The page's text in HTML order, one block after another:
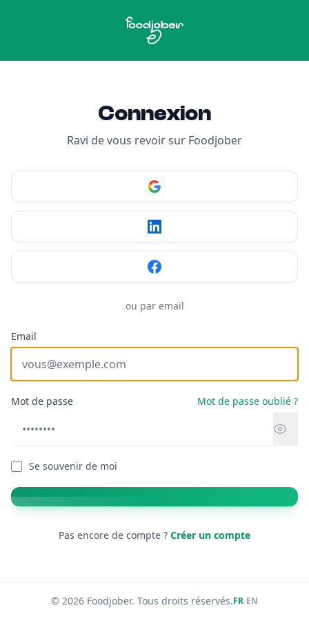
Connexion
Ravi de vous revoir sur Foodjober
ou par email
Email
Mot de passe Mot de passe oublié ?
Se souvenir de moi
Pas encore de compte ? Créer un compte
© 2026 Foodjober. Tous droits réservés.FR·EN